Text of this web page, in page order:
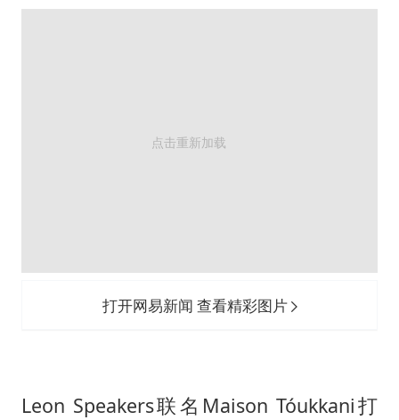
打开网易新闻 查看精彩图片
Leon Speakers联名Maison Tóukkani打